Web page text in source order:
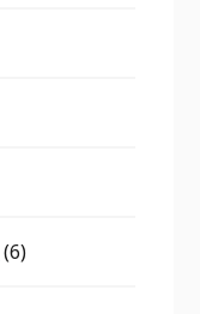
(6)